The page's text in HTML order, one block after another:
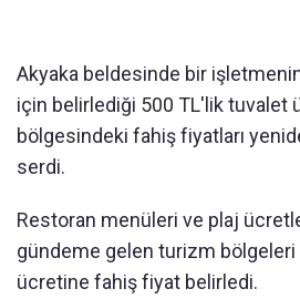
Akyaka beldesinde bir
için belirlediği 500 TL'lik tuvalet
bölgesindeki fahiş fiyatları
serdi.
Restoran menüleri ve plaj
gündeme gelen turizm
ücretine fahiş fiyat belirledi.